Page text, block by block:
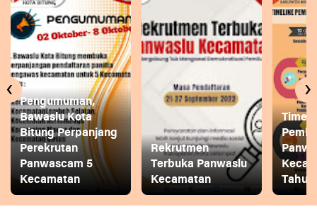
Pengumuman,
Bawaslu Kota
Bitung Perpanjang
Perekrutan
Panwascam 5
Kecamatan
Rekrutmen
Terbuka Panwaslu
Kecamatan
Tahun
‹ ›